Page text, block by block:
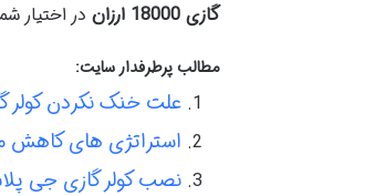
گازی 18000 ارزان
در اختیار
مطالب پرطرفدار سایت:
علت خنک نکردن کولر
استراتژی های کاهش
نصب کولر گازی جی